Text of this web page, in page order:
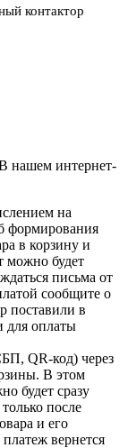
контактор
нашем интернет-
на
формирования
в корзину и
можно будет
письма от
сообщите о
поставили в
для оплаты
QR-код) через
В этом
будет сразу
после
и его
вернется